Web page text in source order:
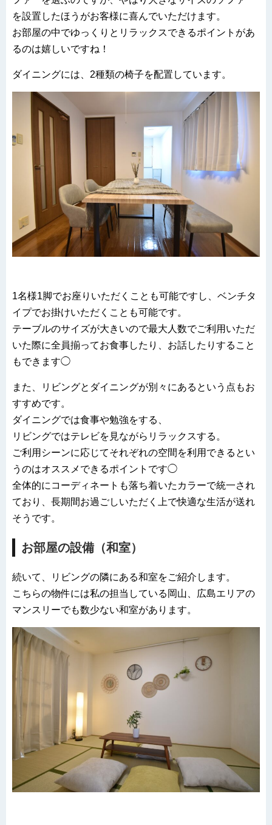
を設置したほうがお客様に喜んでいただけます。
お部屋の中でゆっくりとリラックスできるポイントがあ
るのは嬉しいですね！
ダイニングには、2種類の椅子を配置しています。
1名様1脚でお座りいただくことも可能ですし、ベンチタ
イプでお掛けいただくことも可能です。
テーブルのサイズが大きいので最大人数でご利用いただ
いた際に全員揃ってお食事したり、お話したりすること
もできます◯
また、リビングとダイニングが別々にあるという点もお
すすめです。
ダイニングでは食事や勉強をする、
リビングではテレビを見ながらリラックスする。
ご利用シーンに応じてそれぞれの空間を利用できるとい
うのはオススメできるポイントです◯
全体的にコーディネートも落ち着いたカラーで統一され
ており、長期間お過ごしいただく上で快適な生活が送れ
そうです。
お部屋の設備（和室）
続いて、リビングの隣にある和室をご紹介します。
こちらの物件には私の担当している岡山、広島エリアの
マンスリーでも数少ない和室があります。